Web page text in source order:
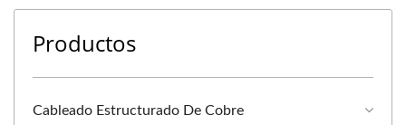
Productos
Cableado Estructurado De Cobre